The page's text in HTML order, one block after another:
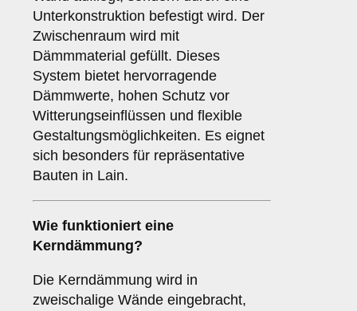
Unterkonstruktion befestigt wird. Der
Zwischenraum wird mit
Dämmmaterial gefüllt. Dieses
System bietet hervorragende
Dämmwerte, hohen Schutz vor
Witterungseinflüssen und flexible
Gestaltungsmöglichkeiten. Es eignet
sich besonders für repräsentative
Bauten in Lain.
Wie funktioniert eine
Kerndämmung?
Die Kerndämmung wird in
zweischalige Wände eingebracht,